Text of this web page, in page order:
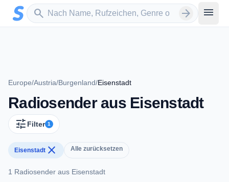
Zum Hauptinhalt springen
search
Sender suchen arrow_forward menu
Europe/Austria/Burgenland/Eisenstadt
Radiosender aus Eisenstadt
tune Filter 1
Eisenstadt close Alle zurücksetzen
1 Radiosender aus Eisenstadt